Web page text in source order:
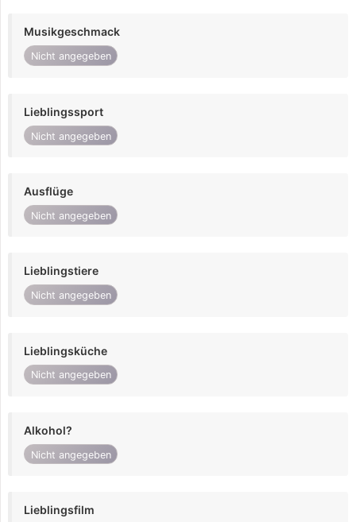
Musikgeschmack
Nicht angegeben
Lieblingssport
Nicht angegeben
Ausflüge
Nicht angegeben
Lieblingstiere
Nicht angegeben
Lieblingsküche
Nicht angegeben
Alkohol?
Nicht angegeben
Lieblingsfilm